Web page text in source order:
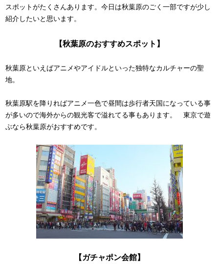
スポットがたくさんあります。今日は秋葉原のごく一部ですが少し
紹介したいと思います。
【秋葉原のおすすめスポット】
秋葉原といえばアニメやアイドルといった独特なカルチャーの聖
地。
秋葉原駅を降りればアニメ一色で昼間は歩行者天国になっている事
が多いので海外からの観光客で溢れてる事もあります。 東京で遊
ぶなら秋葉原がおすすめです。
【ガチャポン会館】